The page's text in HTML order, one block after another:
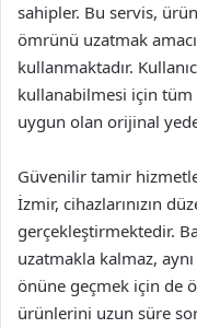
sahipler. Bu servis,
ömrünü uzatmak
kullanmaktadır.
kullanabilmesi için tüm
uygun olan orijinal
Güvenilir tamir
İzmir, cihazlarınızın
gerçekleştirmektedir.
uzatmakla kalmaz,
önüne geçmek için de
ürünlerini uzun süre